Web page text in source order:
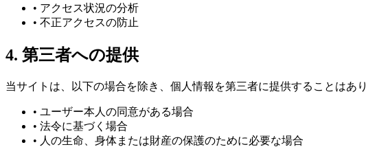
• アクセス状況の分析
• 不正アクセスの防止
4. 第三者への提供
当サイトは、以下の場合を除き、個人情報を第三者に提供することはあり
• ユーザー本人の同意がある場合
• 法令に基づく場合
• 人の生命、身体または財産の保護のために必要な場合